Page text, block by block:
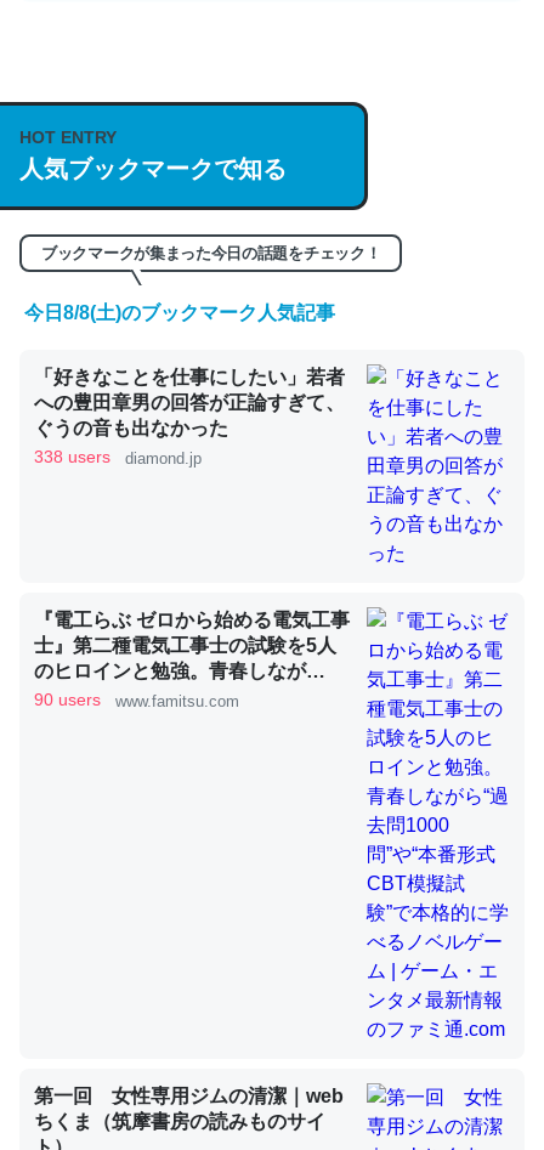
説してる記事が少ないので貴重な良記事。/続編来た
https://isobe324649.hatenablog.com/entry/2023/03/27
/064121
─GPTの仕組みと限界についての考察（１） - conceptualization
くらい。小説でいう「ずっと前の伏線」は回収されないけ
ど、短期記憶というには多い分量。進化すればするほど分
かりやすく強くなりそう
昆虫ってカルシウム少ないのか。知らんかった。調べたら
コオロギのカルシウム分はエビの600分の1程度。
─ニュース :: 【研究発表】昆虫学の大問題＝「昆虫はなぜ海にいな
論文では「淡水はカルシウムも酸素も不足してて両方に不
利だから両方が拮抗してるのでは」とあって面白い。海に
いる鋏角類（カブトガニ・ウミグモ）はカルシウムを使わ
ずキチンを強化してる筈だが、酵素が違うのか？
─ニュース :: 【研究発表】昆虫学の大問題＝「昆虫はなぜ海にいな
HOT ENTRY
人気ブックマークで知る
ブックマークが集まった今日の話題をチェック！
今日8/8(土)のブックマーク人気記事
「好きなことを仕事にしたい」若者
への豊田章男の回答が正論すぎて、
ぐうの音も出なかった
338 users diamond.jp
『電工らぶ ゼロから始める電気工事
士』第二種電気工事士の試験を5人
のヒロインと勉強。青春しなが
ら“過去問1000問”や“本番形式CBT
90 users www.famitsu.com
第一回 女性専用ジムの清潔｜web
ちくま（筑摩書房の読みものサイ